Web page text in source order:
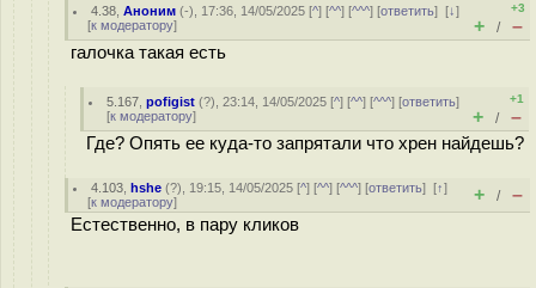
4.38 ,Аноним (-), 17:36, 14/05/2025 [^] [^^] [^^^] [ответить][↓]
[к модератору]
+3
+ / –
галочка такая есть
5.167 ,pofigist (?), 23:14, 14/05/2025 [^] [^^] [^^^] [ответить]
[к модератору]
+1
+ / –
Где? Опять ее куда-то запрятали что хрен найдешь?
4.103 ,hshe (?), 19:15, 14/05/2025 [^] [^^] [^^^] [ответить][↑]
[к модератору] + / –
Естественно, в пару кликов